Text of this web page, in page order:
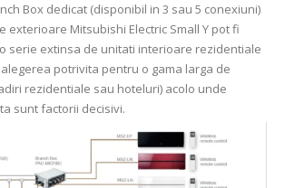
Box dedicat (disponibil in 3 sau 5 conexiuni)
exterioare Mitsubishi Electric Small Y pot fi
serie extinsa de unitati interioare rezidentiale
potrivita pentru o gama larga de
rezidentiale sau hoteluri) acolo unde
sunt factorii decisivi.